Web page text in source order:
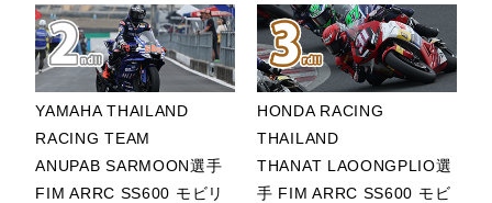
手/Pata
Yamaha Ten
Kate Racing
Team
9位
MAHENDRA選
手/AS BLU
YAMAHA THAILAND
RACING TEAM
ANUPAB SARMOON選手
FIM ARRC SS600 モビリ
HONDA RACING
THAILAND
THANAT LAOONGPLIO選
手 FIM ARRC SS600 モビ